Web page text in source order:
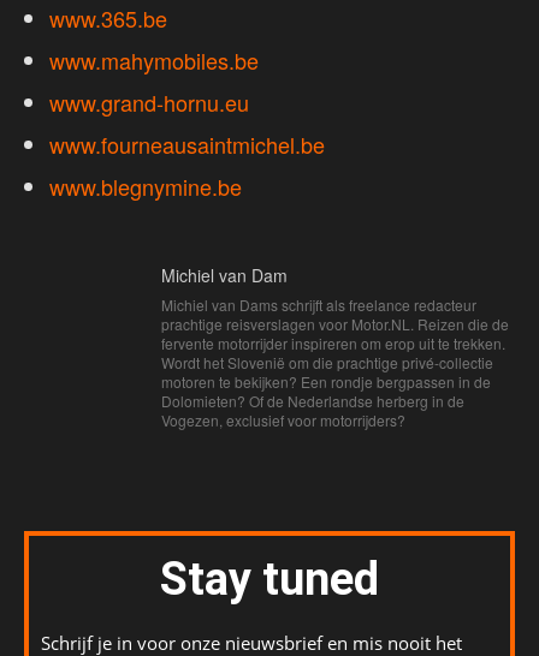
www.365.be
www.mahymobiles.be
www.grand-hornu.eu
www.fourneausaintmichel.be
www.blegnymine.be
Michiel van Dam
Michiel van Dams schrijft als freelance redacteur
prachtige reisverslagen voor Motor.NL. Reizen die de
fervente motorrijder inspireren om erop uit te trekken.
Wordt het Slovenië om die prachtige privé-collectie
motoren te bekijken? Een rondje bergpassen in de
Dolomieten? Of de Nederlandse herberg in de
Vogezen, exclusief voor motorrijders?
Stay tuned
Schrijf je in voor onze nieuwsbrief en mis nooit het